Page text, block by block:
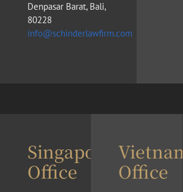
Denpasar Barat, Bali,
80228
info@schinderlawfirm.com
Singapore
Office
Vietnam
Office